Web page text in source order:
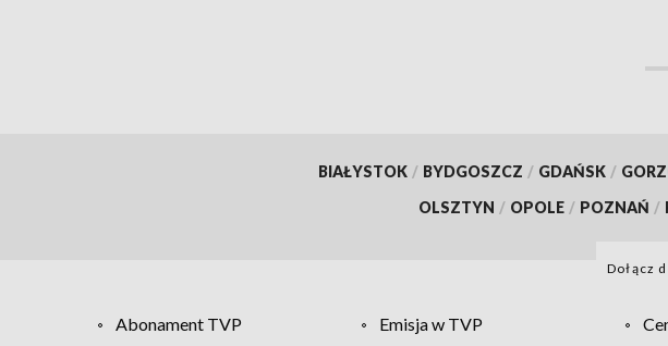
BIAŁYSTOK / BYDGOSZCZ / GDAŃSK /
OLSZTYN / OPOLE / POZNAŃ /
Dołącz
Abonament TVP Emisja w TVP